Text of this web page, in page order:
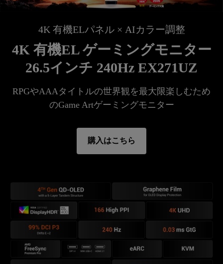
4K 有機ELパネル × AIカラー調整
4K 有機EL ゲーミングモニター
26.5インチ 240Hz EX271UZ
RPGやAAAタイトルの世界観を最大限楽しむため
のGame Artゲーミングモニター
購入はこちら